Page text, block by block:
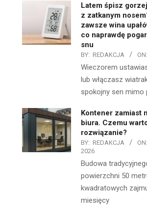
Latem śpisz
z zatkanym
zawsze wina
co naprawdę
snu
BY: REDAKCJA ON:
Wieczorem
lub włączasz
spokojny sen mimo
Kontener zamiast
biura. Czemu
rozwiązanie?
BY: REDAKCJA ON:
2026
Budowa
powierzchni 50
kwadratowych
miesięcy